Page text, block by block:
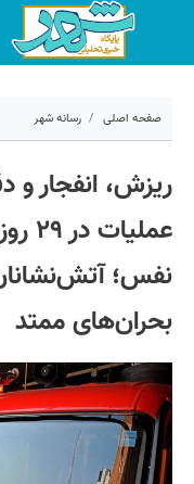
صفحه اصلی رسانه شهر
کد مطلب:
نفس؛
بحران‌های ممتد